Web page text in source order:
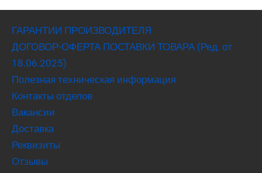
ГАРАНТИИ ПРОИЗВОДИТЕЛЯ
ДОГОВОР-ОФЕРТА ПОСТАВКИ ТОВАРА (Ред. от
18.06.2025)
Полезная техническая информация
Контакты отделов
Вакансии
Доставка
Реквизиты
Отзывы